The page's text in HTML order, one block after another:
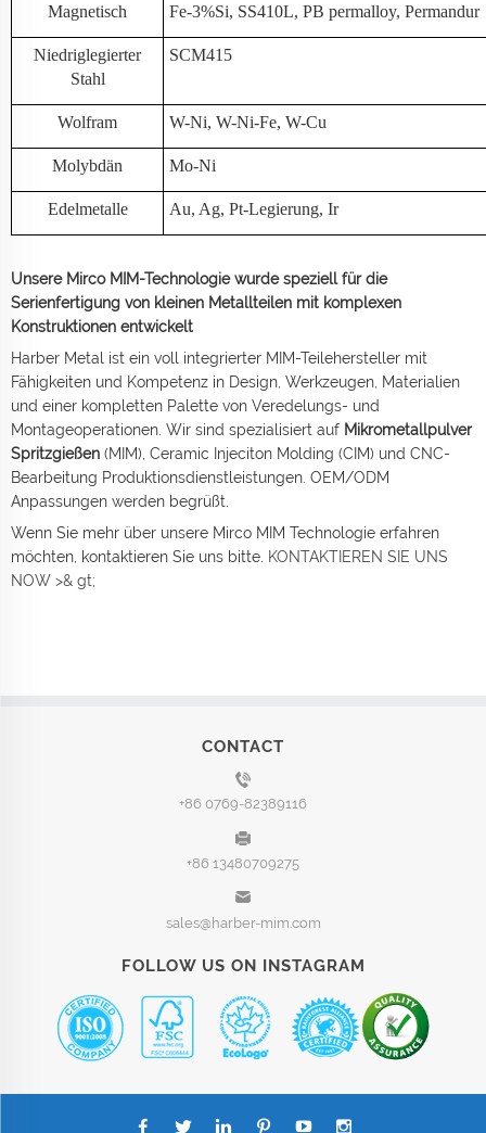
Magnetisch Fe-3%Si, SS410L, PB permalloy, Permandur
Niedriglegierter
Stahl
SCM415
Wolfram W-Ni, W-Ni-Fe, W-Cu
Molybdän Mo-Ni
Edelmetalle Au, Ag, Pt-Legierung, Ir
Unsere Mirco MIM-Technologie wurde speziell für die
Serienfertigung von kleinen Metallteilen mit komplexen
Konstruktionen entwickelt
Harber Metal ist ein voll integrierter MIM-Teilehersteller mit
Fähigkeiten und Kompetenz in Design, Werkzeugen, Materialien
und einer kompletten Palette von Veredelungs- und
Montageoperationen. Wir sind spezialisiert auf Mikrometallpulver
Spritzgießen (MIM), Ceramic Injeciton Molding (CIM) und CNC-
Bearbeitung Produktionsdienstleistungen. OEM/ODM
Anpassungen werden begrüßt.
Wenn Sie mehr über unsere Mirco MIM Technologie erfahren
möchten, kontaktieren Sie uns bitte. KONTAKTIEREN SIE UNS
NOW >& gt;
CONTACT
+86 0769-82389116
+86 13480709275
sales@harber-mim.com
FOLLOW US ON INSTAGRAM